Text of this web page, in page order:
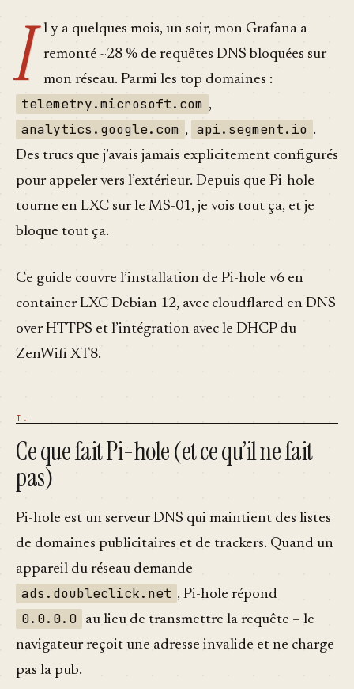
I l y a quelques mois, un soir, mon Grafana a
remonté ~28 % de requêtes DNS bloquées sur
mon réseau. Parmi les top domaines :
telemetry.microsoft.com ,
analytics.google.com , api.segment.io .
Des trucs que j’avais jamais explicitement configurés
pour appeler vers l’extérieur. Depuis que Pi-hole
tourne en LXC sur le MS-01, je vois tout ça, et je
bloque tout ça.
Ce guide couvre l’installation de Pi-hole v6 en
container LXC Debian 12, avec cloudflared en DNS
over HTTPS et l’intégration avec le DHCP du
ZenWifi XT8.
Ce que fait Pi-hole (et ce qu’il ne fait
pas)
Pi-hole est un serveur DNS qui maintient des listes
de domaines publicitaires et de trackers. Quand un
appareil du réseau demande
ads.doubleclick.net , Pi-hole répond
0.0.0.0
au lieu de transmettre la requête – le
navigateur reçoit une adresse invalide et ne charge
pas la pub.